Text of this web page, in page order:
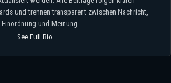
und trennen transparent zwischen Nachricht,
Einordnung und Meinung.
See Full Bio